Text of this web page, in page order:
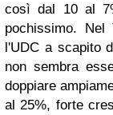
così dal 10 al
pochissimo.
Nel
l'UDC a scapito
non sembra
doppiare
al 25%, forte